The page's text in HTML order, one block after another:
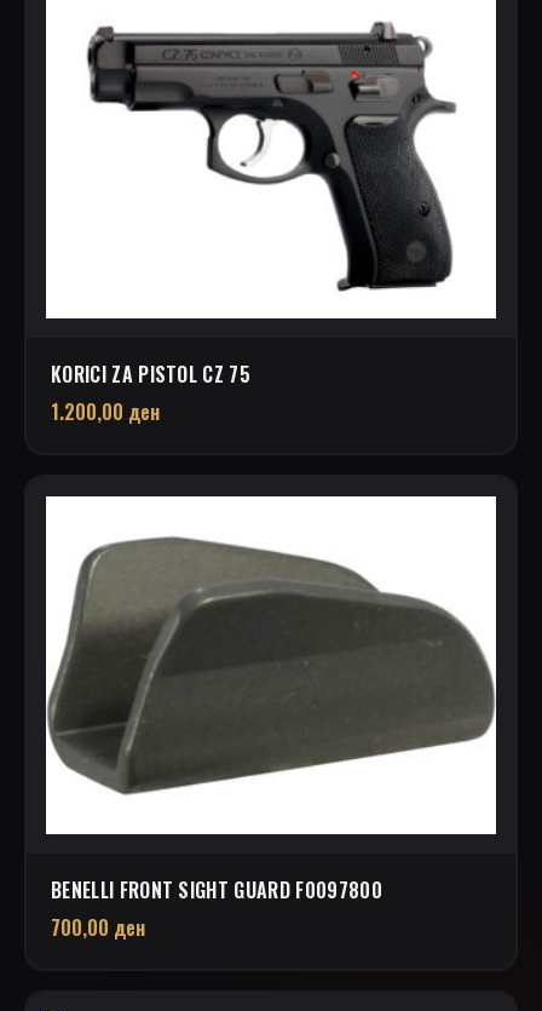
KORICI ZA PISTOL CZ 75
1.200,00 ден
BENELLI FRONT SIGHT GUARD F0097800
700,00 ден